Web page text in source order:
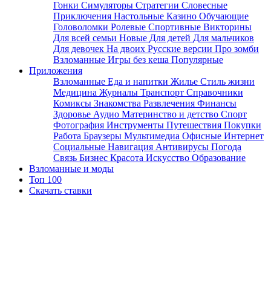
Гонки Симуляторы Стратегии Словесные
Приключения Настольные Казино Обучающие
Головоломки Ролевые Спортивные Викторины
Для всей семьи Новые Для детей Для мальчиков
Для девочек На двоих Русские версии Про зомби
Взломанные Игры без кеша Популярные
Приложения
Взломанные Еда и напитки Жилье Стиль жизни
Медицина Журналы Транспорт Справочники
Комиксы Знакомства Развлечения Финансы
Здоровье Аудио Материнство и детство Спорт
Фотография Инструменты Путешествия Покупки
Работа Браузеры Мультимедиа Офисные Интернет
Социальные Навигация Антивирусы Погода
Связь Бизнес Красота Искусство Образование
Взломанные и моды
Топ 100
Скачать ставки